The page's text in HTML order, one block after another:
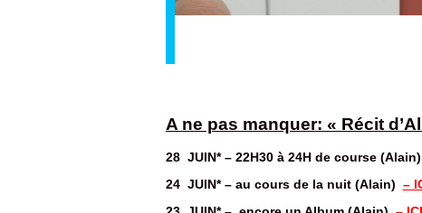
A ne pas manquer: « Récit
28 JUIN* – 22H30 à 24H de course (Alain)
24 JUIN* – au cours de la nuit (Alain) –